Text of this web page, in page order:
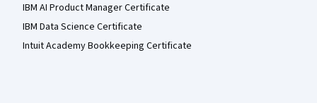
IBM AI Product Manager Certificate
IBM Data Science Certificate
Intuit Academy Bookkeeping Certificate